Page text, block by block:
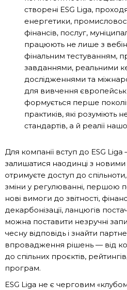
створені ESG Liga,
енергетики,
фінансів, послуг,
працюють не лише з
фінальним тестуванням,
завданнями, реальними
дослідженнями та
для вивчення
формується перше
практиків, які розуміють
стандартів, а й реалії
Для компанії вступ до ESG
залишатися наодинці з
отримуєте доступ до
зміни у регулюванні, першою
нові вимоги до звітності,
декарбонізації, ланцюгів
можна поставити незручні
чесну відповідь і знайти
впровадження рішень — від
до спільних проєктів,
програм.
ESG Liga не є черговим